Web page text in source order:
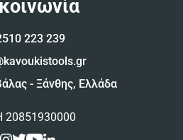
223 239
- Ξάνθης, Ελλάδα
20851930000